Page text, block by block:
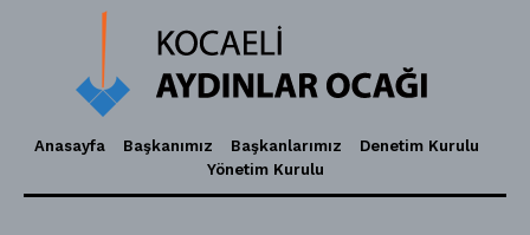
Anasayfa Başkanımız Başkanlarımız
Denetim Kurulu
Yönetim Kurulu